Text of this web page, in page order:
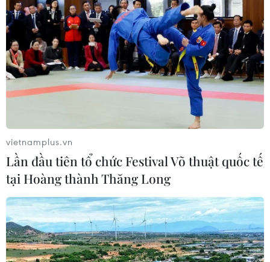
vietnamplus.vn
Lần đầu tiên tổ chức Festival Võ thuật quốc tế
tại Hoàng thành Thăng Long